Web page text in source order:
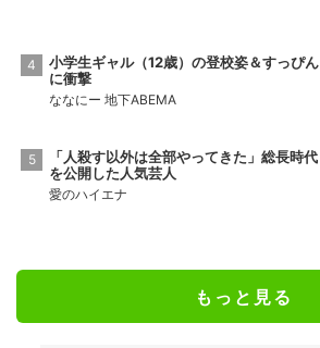
小学生ギャル（12歳）の登校姿＆すっぴん
に衝撃
ななにー 地下ABEMA
「人殺す以外は全部やってきた」総長時代
を公開した人気芸人
愛のハイエナ
もっと見る